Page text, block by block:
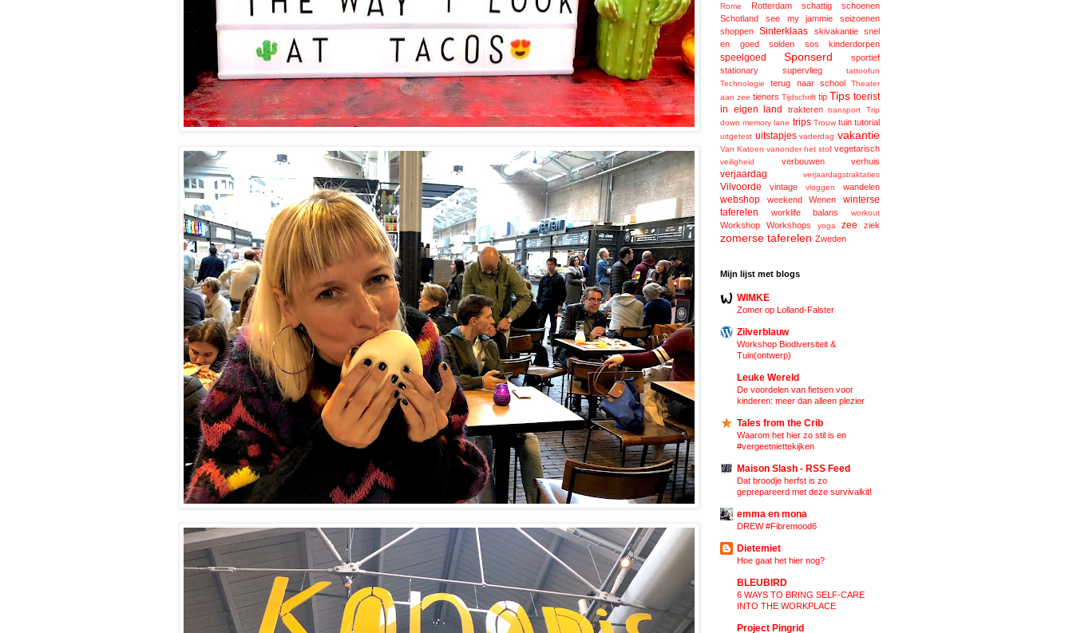
Rome Rotterdam schattig
schoenen
Schotland
see my jammie
seizoenen
shoppen
Sinterklaas skivakantie
snel
en goed
solden sos kinderdorpen
speelgoed Sponserd
sportief
stationary
supervlieg
tattoofun
Technologie
terug naar school
Theater
aan zee tieners Tijdschrift tip Tips toerist
in eigen land
trakteren transport
Trip
down memory lane trips Trouw tuin tutorial
uitgetest uitstapjes vaderdag vakantie
Van Katoen vanonder het stof vegetarisch
veiligheid verbouwen verhuis
verjaardag verjaardagstraktaties
Vilvoorde vintage vloggen wandelen
webshop weekend Wenen
winterse
taferelen
worklife balans workout
Workshop Workshops yoga zee ziek
zomerse taferelen Zweden
Mijn lijst met blogs
WIMKE
Zomer op Lolland-Falster
Zilverblauw
Workshop Biodiversiteit &
Tuin(ontwerp)
Leuke Wereld
De voordelen van fietsen voor
kinderen: meer dan alleen plezier
Tales from the Crib
Waarom het hier zo stil is en
#vergeetniettekijken
Maison Slash - RSS Feed
Dat broodje herfst is zo
geprepareerd met deze survivalkit!
emma en mona
DREW #Fibremood6
Dietemiet
Hoe gaat het hier nog?
BLEUBIRD
6 WAYS TO BRING SELF-CARE
INTO THE WORKPLACE
Project Pingrid